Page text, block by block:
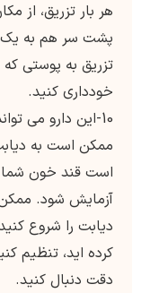
هر بار تزریق، از
پشت سر هم به یک
تزریق به پوستی
خودداری کنید.
10-این دارو می
ممکن است به
است قند خون شما
آزمایش شود.
دیابت را شروع
کرده اید، تنظیم
دقت دنبال کنید.